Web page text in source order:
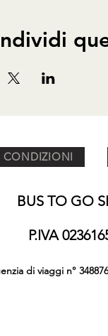
CONDIZIONI
BUS TO GO
P.IVA
di viaggi n°